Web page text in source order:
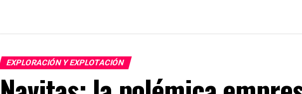
EXPLORACIÓN Y EXPLOTACIÓN